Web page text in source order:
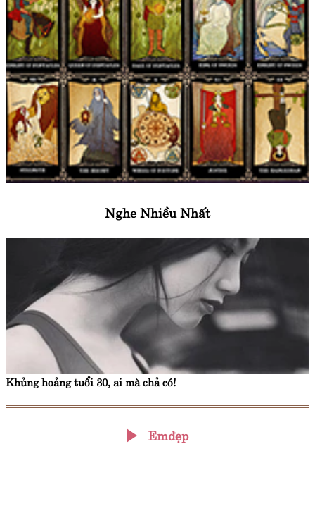
Nghe Nhiều Nhất
Khủng hoảng tuổi 30, ai mà chả có!
Emđẹp